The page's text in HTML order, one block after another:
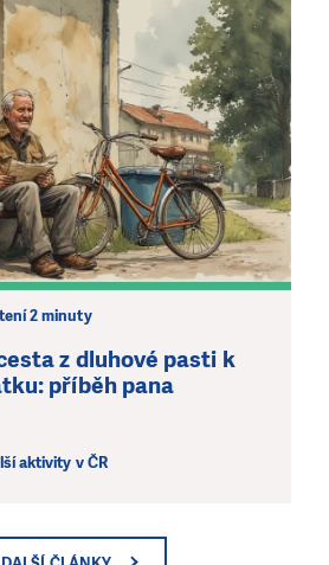
2 minuty
z dluhové pasti k
příběh pana
aktivity v ČR